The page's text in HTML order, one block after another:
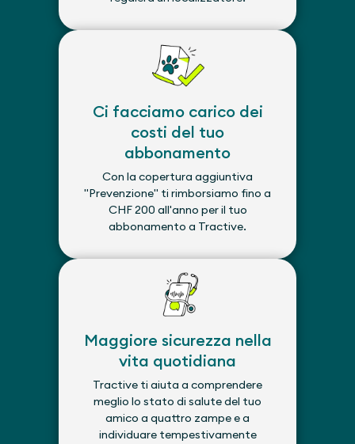
Ci facciamo carico dei
costi del tuo
abbonamento
Con la copertura aggiuntiva
"Prevenzione" ti rimborsiamo fino a
CHF 200 all'anno per il tuo
abbonamento a Tractive.
Maggiore sicurezza nella
vita quotidiana
Tractive ti aiuta a comprendere
meglio lo stato di salute del tuo
amico a quattro zampe e a
individuare tempestivamente